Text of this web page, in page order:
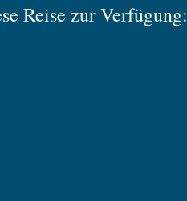
Reise zur Verfügung: